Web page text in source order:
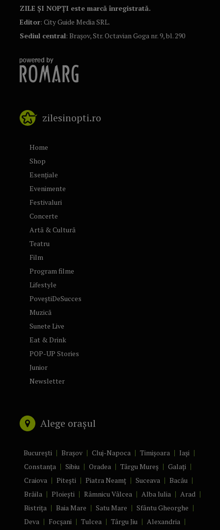
ZILE ȘI NOPȚI este marcă înregistrată.
Editor: City Guide Media SRL.
Sediul central: Brașov, Str. Octavian Goga nr. 9, bl. 290
zilesinopti.ro
Home
Shop
Esențiale
Evenimente
Festivaluri
Concerte
Artă & Cultură
Teatru
Film
Program filme
Lifestyle
PoveștiDeSucces
Muzică
Sunete Live
Eat & Drink
POP-UP Stories
Junior
Newsletter
Alege orașul
București Brașov Cluj-Napoca Timișoara
Iași
Constanța
Sibiu Oradea Târgu Mureș
Galați
Craiova
Pitești Piatra Neamț Suceava
Bacău
Brăila
Ploiești Râmnicu Vâlcea Alba Iulia
Arad
Bistrița
Baia Mare Satu Mare
Sfântu Gheorghe
Deva
Focșani Tulcea Târgu Jiu
Alexandria